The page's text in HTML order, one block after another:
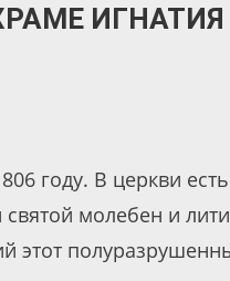
году. В церкви
молебен и
этот